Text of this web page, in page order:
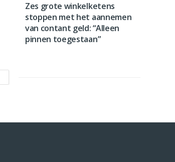
Zes grote winkelketens
stoppen met het aannemen
van contant geld: “Alleen
pinnen toegestaan”